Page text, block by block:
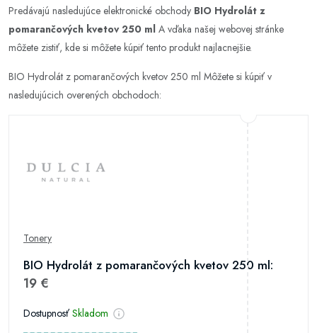
Predávajú nasledujúce elektronické obchody BIO Hydrolát z
pomarančových kvetov 250 ml A vďaka našej webovej stránke
môžete zistiť, kde si môžete kúpiť tento produkt najlacnejšie.
BIO Hydrolát z pomarančových kvetov 250 ml Môžete si kúpiť v
nasledujúcich overených obchodoch:
Tonery
BIO Hydrolát z pomarančových kvetov 250 ml:
19 €
Dostupnosť Skladom